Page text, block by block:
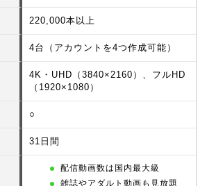
220,000本以上
4台（アカウントを4つ作成可能）
4K・UHD（3840×2160）、フルHD
（1920×1080）
○
31日間
配信動画数は国内最大級
雑誌やアダルト動画も見放題